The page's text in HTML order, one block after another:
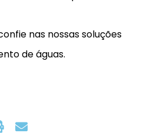
nas nossas soluções
de águas.